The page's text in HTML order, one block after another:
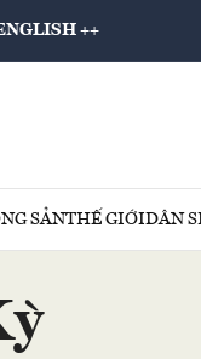
++
SẢNTHẾ GIỚIDÂN